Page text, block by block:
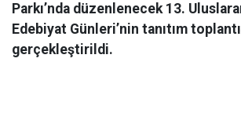
Parkı’nda düzenlenecek 13.
Edebiyat Günleri’nin tanıtım
gerçekleştirildi.